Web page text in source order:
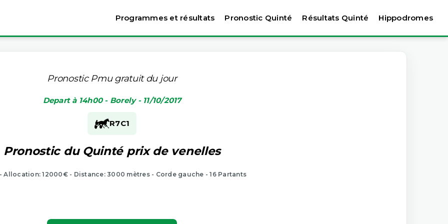
Programmes et résultats Pronostic Quinté Résultats Quinté Hippodromes
Pronostic Pmu gratuit du jour
Depart à 14h00 - Borely - 11/10/2017
R7C1
Pronostic du Quinté prix de venelles
Allocation: 12000€ - Distance: 3000 mètres - Corde gauche - 16 Partants